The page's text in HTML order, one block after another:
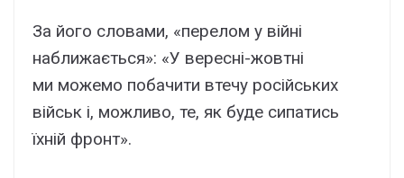
За його словами, «перелом у війні
наближається»: «У вересні-жовтні
ми можемо побачити втечу російських
військ і, можливо, те, як буде сипатись
їхній фронт».